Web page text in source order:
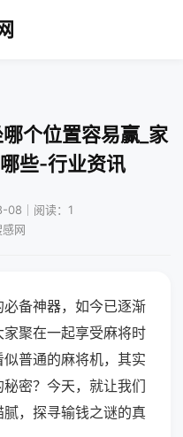
个位置容易赢_家
些-行业资讯
08｜阅读：1
网
备神器，如今已逐渐
聚在一起享受麻将时
普通的麻将机，其实
密？今天，就让我们
，探寻输钱之谜的真